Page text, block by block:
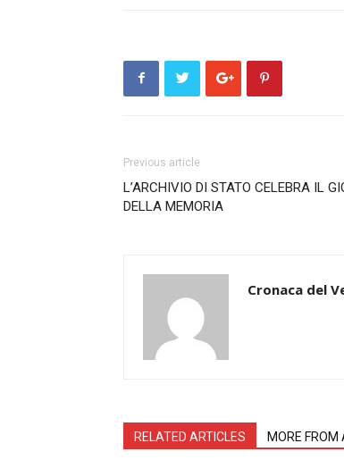
Previous article
L’ARCHIVIO DI STATO CELEBRA IL
DELLA MEMORIA
Cronaca del
RELATED ARTICLES MORE FROM